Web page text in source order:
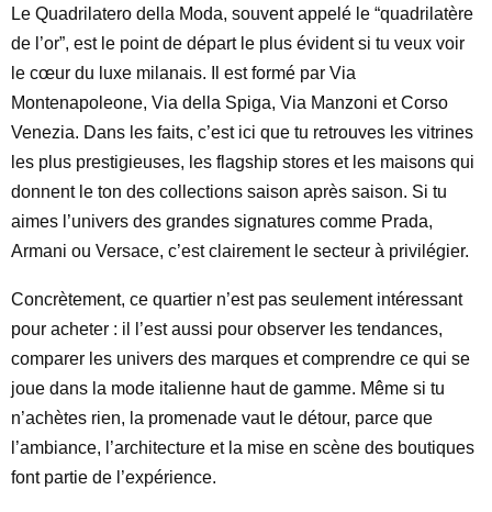
Le Quadrilatero della Moda, souvent appelé le “quadrilatère
de l’or”, est le point de départ le plus évident si tu veux voir
le cœur du luxe milanais. Il est formé par Via
Montenapoleone, Via della Spiga, Via Manzoni et Corso
Venezia. Dans les faits, c’est ici que tu retrouves les vitrines
les plus prestigieuses, les flagship stores et les maisons qui
donnent le ton des collections saison après saison. Si tu
aimes l’univers des grandes signatures comme Prada,
Armani ou Versace, c’est clairement le secteur à privilégier.
Concrètement, ce quartier n’est pas seulement intéressant
pour acheter : il l’est aussi pour observer les tendances,
comparer les univers des marques et comprendre ce qui se
joue dans la mode italienne haut de gamme. Même si tu
n’achètes rien, la promenade vaut le détour, parce que
l’ambiance, l’architecture et la mise en scène des boutiques
font partie de l’expérience.